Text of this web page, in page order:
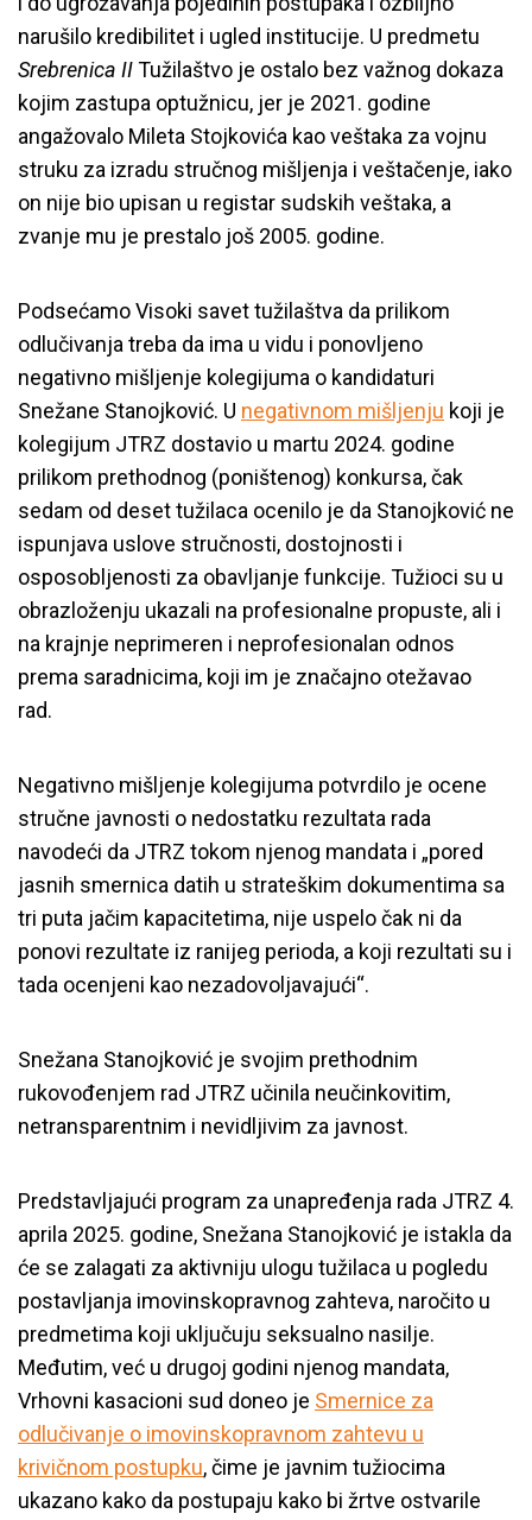
narušilo kredibilitet i ugled institucije. U predmetu
Srebrenica IITužilaštvo je ostalo bez važnog dokaza
kojim zastupa optužnicu, jer je 2021. godine
angažovalo Mileta Stojkovića kao veštaka za vojnu
struku za izradu stručnog mišljenja i veštačenje, iako
on nije bio upisan u registar sudskih veštaka, a
zvanje mu je prestalo još 2005. godine.
Podsećamo Visoki savet tužilaštva da prilikom
odlučivanja treba da ima u vidu i ponovljeno
negativno mišljenje kolegijuma o kandidaturi
Snežane Stanojković. U negativnom mišljenju koji je
kolegijum JTRZ dostavio u martu 2024. godine
prilikom prethodnog (poništenog) konkursa, čak
sedam od deset tužilaca ocenilo je da Stanojković ne
ispunjava uslove stručnosti, dostojnosti i
osposobljenosti za obavljanje funkcije. Tužioci su u
obrazloženju ukazali na profesionalne propuste, ali i
na krajnje neprimeren i neprofesionalan odnos
prema saradnicima, koji im je značajno otežavao
rad.
Negativno mišljenje kolegijuma potvrdilo je ocene
stručne javnosti o nedostatku rezultata rada
navodeći da JTRZ tokom njenog mandata i „pored
jasnih smernica datih u strateškim dokumentima sa
tri puta jačim kapacitetima, nije uspelo čak ni da
ponovi rezultate iz ranijeg perioda, a koji rezultati su i
tada ocenjeni kao nezadovoljavajući“.
Snežana Stanojković je svojim prethodnim
rukovođenjem rad JTRZ učinila neučinkovitim,
netransparentnim i nevidljivim za javnost.
Predstavljajući program za unapređenja rada JTRZ 4.
aprila 2025. godine, Snežana Stanojković je istakla da
će se zalagati za aktivniju ulogu tužilaca u pogledu
postavljanja imovinskopravnog zahteva, naročito u
predmetima koji uključuju seksualno nasilje.
Međutim, već u drugoj godini njenog mandata,
Vrhovni kasacioni sud doneo je Smernice za
odlučivanje o imovinskopravnom zahtevu u
krivičnom postupku, čime je javnim tužiocima
ukazano kako da postupaju kako bi žrtve ostvarile